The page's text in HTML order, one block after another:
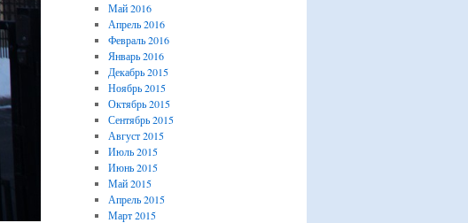
Май 2016
Апрель 2016
Февраль 2016
Январь 2016
Декабрь 2015
Ноябрь 2015
Октябрь 2015
Сентябрь 2015
Август 2015
Июль 2015
Июнь 2015
Май 2015
Апрель 2015
Март 2015